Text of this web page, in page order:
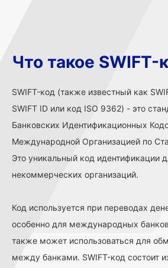
Что такое SWIFT-
SWIFT-код (также известный как
SWIFT ID или код ISO 9362) - это
Банковских Идентификационных
Международной Организацией по
Это уникальный код идентификации
некоммерческих организаций.
Код используется при переводах
особенно для международных
также может использоваться для
между банками. SWIFT-код состоит